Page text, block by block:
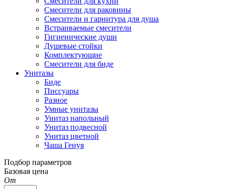
Смесители для раковины
Смесители и гарнитура для душа
Встраиваемые смесители
Гигиенические души
Душевые стойки
Комплектующие
Смесители для биде
Унитазы
Биде
Писсуары
Разное
Умные унитазы
Унитаз напольный
Унитаз подвесной
Унитаз цветной
Чаша Генуя
Подбор параметров
Базовая цена
От